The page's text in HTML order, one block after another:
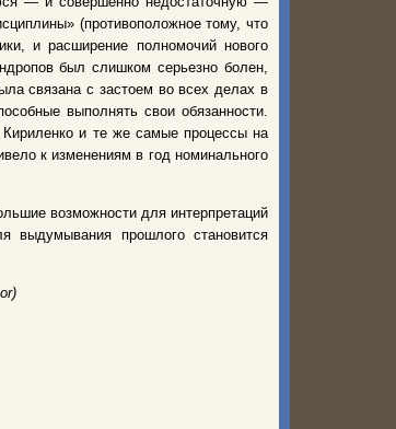
(противоположное тому, что
и расширение полномочий нового
был слишком серьезно болен,
связана с застоем во всех делах в
выполнять свои обязанности.
и те же самые процессы на
к изменениям в год номинального
возможности для интерпретаций
прошлого становится